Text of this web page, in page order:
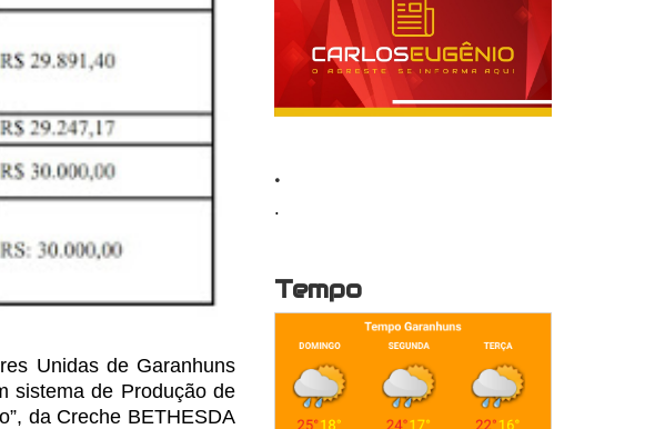
Unidas de Garanhuns
sistema de Produçãode
da Creche BETHESDA
.
.
Tempo